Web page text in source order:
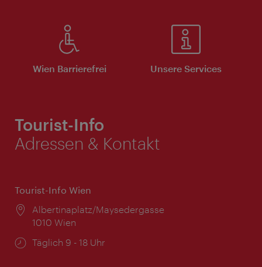
Wien Barrierefrei Unsere Services
Tourist-Info
Adressen & Kontakt
Tourist-Info Wien
Ort:
Albertinaplatz/Maysedergasse
1010 Wien
Öffnungszeiten:
Täglich 9 - 18 Uhr